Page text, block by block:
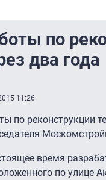
по
два года
11:26
по реконструкции
время
по улице